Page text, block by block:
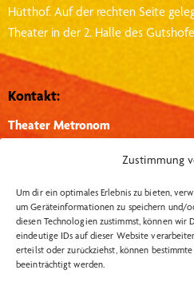
Zustimmung
Um dir ein optimales Erlebnis zu bieten,
um Geräteinformationen zu speichern und/
diesen Technologien zustimmst, können wir
eindeutige IDs auf dieser Website
erteilst oder zurückziehst, können
beeinträchtigt werden.
Hütthof. Auf der rechten Seite
Theater in der 2. Halle des
Kontakt:
Theater Metronom
Tel.: 04262 – 1351
Wichtige Links: